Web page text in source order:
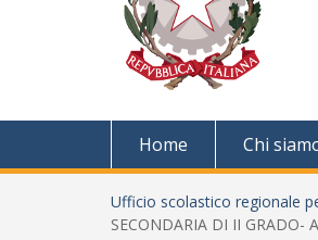
Home Chi
Ufficio scolastico regionale
SECONDARIA DI II GRADO-